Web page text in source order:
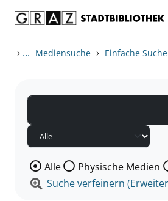
› ... Mediensuche › Einfache Suche
Wählen Sie die Medienart
Alle Physische Medien
Suche verfeinern